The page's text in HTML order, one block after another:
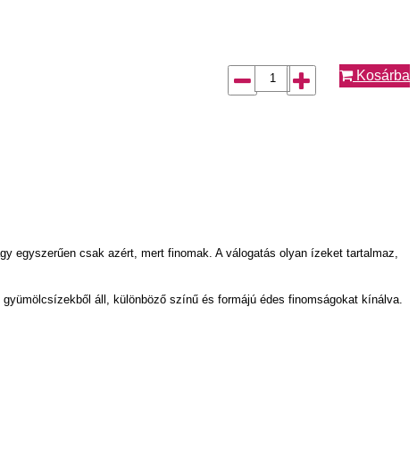
Kosárba
csak azért, mert finomak. A válogatás olyan ízeket tartalmaz,
áll, különböző színű és formájú édes finomságokat kínálva.